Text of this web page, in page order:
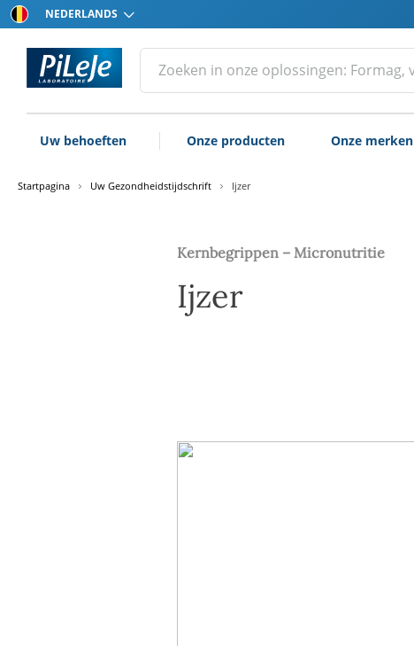
Kies
uw
taal
Alle
producten
PiLeJe
zoekopdracht
uitvoeren
Uw behoeften Onze producten Onze merken
Startpagina Uw Gezondheidstijdschrift Ijzer
Kernbegrippen – Micronutritie
Ijzer